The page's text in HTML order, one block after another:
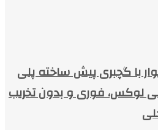
با گچبری پیش ساخته پلی
لوکس، فوری و بدون تخریب